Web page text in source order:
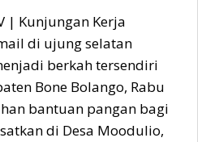
| Kunjungan Kerja
di ujung selatan
berkah tersendiri
Bone Bolango, Rabu
bantuan pangan bagi
di Desa Moodulio,